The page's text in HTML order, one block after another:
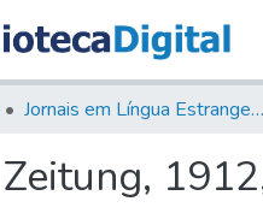
Jornais em Língua Estrangeira